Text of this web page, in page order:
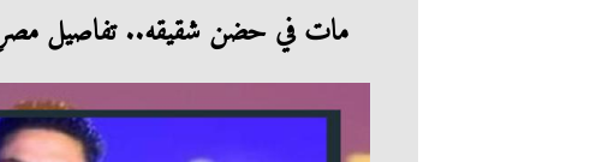
مات في حضن شقيقه.. تفاصيل